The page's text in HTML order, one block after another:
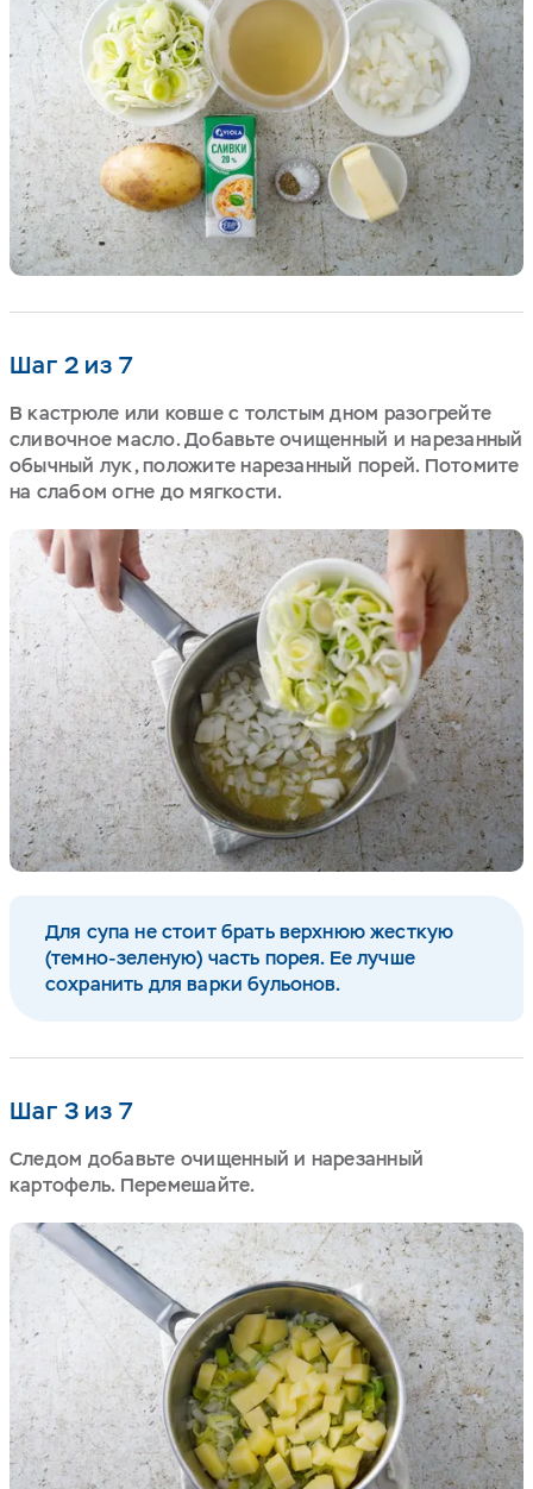
Шаг 2 из 7
В кастрюле или ковше с толстым дном разогрейте
сливочное масло. Добавьте очищенный и нарезанный
обычный лук, положите нарезанный порей. Потомите
на слабом огне до мягкости.
Для супа не стоит брать верхнюю жесткую
(темно-зеленую) часть порея. Ее лучше
сохранить для варки бульонов.
Шаг 3 из 7
Следом добавьте очищенный и нарезанный
картофель. Перемешайте.